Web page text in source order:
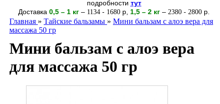
подробности тут
Доставка 0,5 – 1 кг – 1134 - 1680 р 1,5 – 2 кг – 2380 - 2800 р.
Главная » Тайские бальзамы » Мини бальзам с алоэ вера для
массажа 50 гр
Мини бальзам с алоэ вера
для массажа 50 гр